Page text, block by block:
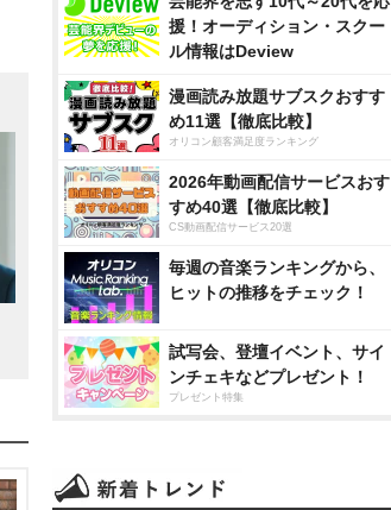
援！オーディション・スクー
ル情報はDeview
漫画読み放題サブスクおすす
め11選【徹底比較】
オリコン顧客満足度ランキング
2026年動画配信サービスおす
すめ40選【徹底比較】
CS動画配信サービス20選
毎週の音楽ランキングから、
ヒットの推移をチェック！
試写会、登壇イベント、サイ
ンチェキなどプレゼント！
プレゼント特集